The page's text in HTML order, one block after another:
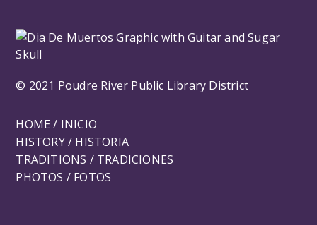
© 2021 Poudre River Public Library District
HOME / INICIO
HISTORY / HISTORIA
TRADITIONS / TRADICIONES
PHOTOS / FOTOS